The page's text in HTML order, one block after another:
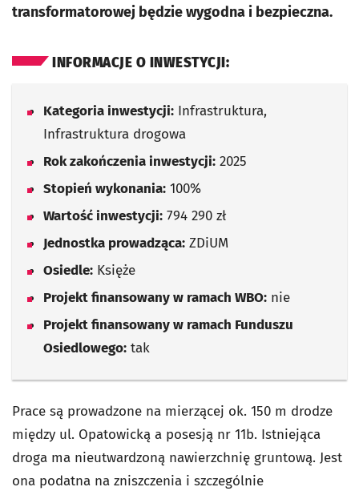
transformatorowej będzie wygodna i bezpieczna.
INFORMACJE O INWESTYCJI:
Kategoria inwestycji: Infrastruktura,
Infrastruktura drogowa
Rok zakończenia inwestycji: 2025
Stopień wykonania: 100%
Wartość inwestycji: 794 290 zł
Jednostka prowadząca: ZDiUM
Osiedle: Księże
Projekt finansowany w ramach WBO: nie
Projekt finansowany w ramach Funduszu
Osiedlowego: tak
Prace są prowadzone na mierzącej ok. 150 m drodze
między ul. Opatowicką a posesją nr 11b. Istniejąca
droga ma nieutwardzoną nawierzchnię gruntową. Jest
ona podatna na zniszczenia i szczególnie